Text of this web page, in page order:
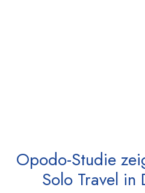
Opodo-Studie
Solo Travel in